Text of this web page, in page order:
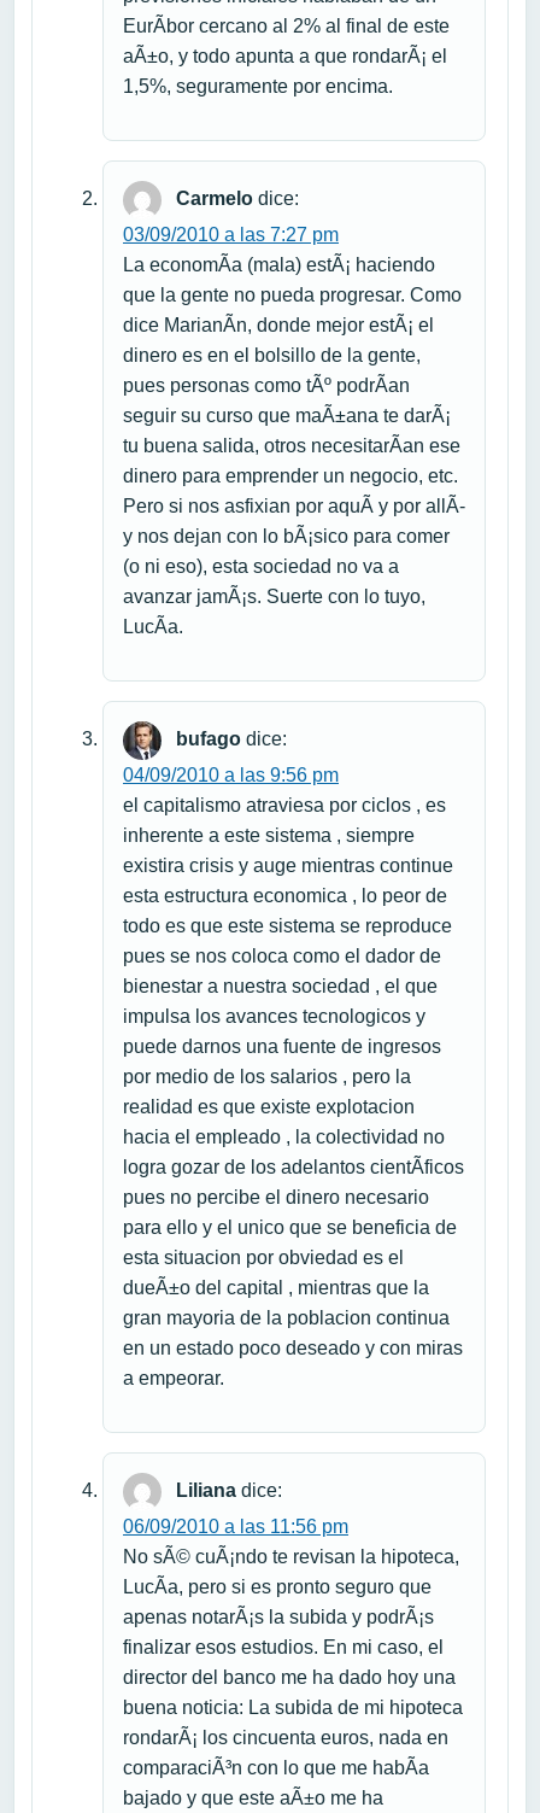
EurÃ­bor cercano al 2% al final de este
aÃ±o, y todo apunta a que rondarÃ¡ el
1,5%, seguramente por encima.
Carmelo dice:
03/09/2010 a las 7:27 pm
La economÃ­a (mala) estÃ¡ haciendo
que la gente no pueda progresar. Como
dice MarianÃ­n, donde mejor estÃ¡ el
dinero es en el bolsillo de la gente,
pues personas como tÃº podrÃ­an
seguir su curso que maÃ±ana te darÃ¡
tu buena salida, otros necesitarÃ­an ese
dinero para emprender un negocio, etc.
Pero si nos asfixian por aquÃ­ y por allÃ­
y nos dejan con lo bÃ¡sico para comer
(o ni eso), esta sociedad no va a
avanzar jamÃ¡s. Suerte con lo tuyo,
LucÃ­a.
bufago dice:
04/09/2010 a las 9:56 pm
el capitalismo atraviesa por ciclos , es
inherente a este sistema , siempre
existira crisis y auge mientras continue
esta estructura economica , lo peor de
todo es que este sistema se reproduce
pues se nos coloca como el dador de
bienestar a nuestra sociedad , el que
impulsa los avances tecnologicos y
puede darnos una fuente de ingresos
por medio de los salarios , pero la
realidad es que existe explotacion
hacia el empleado , la colectividad no
logra gozar de los adelantos cientÃ­ficos
pues no percibe el dinero necesario
para ello y el unico que se beneficia de
esta situacion por obviedad es el
dueÃ±o del capital , mientras que la
gran mayoria de la poblacion continua
en un estado poco deseado y con miras
a empeorar.
Liliana dice:
06/09/2010 a las 11:56 pm
No sÃ© cuÃ¡ndo te revisan la hipoteca,
LucÃ­a, pero si es pronto seguro que
apenas notarÃ¡s la subida y podrÃ¡s
finalizar esos estudios. En mi caso, el
director del banco me ha dado hoy una
buena noticia: La subida de mi hipoteca
rondarÃ¡ los cincuenta euros, nada en
comparaciÃ³n con lo que me habÃ­a
bajado y que este aÃ±o me ha